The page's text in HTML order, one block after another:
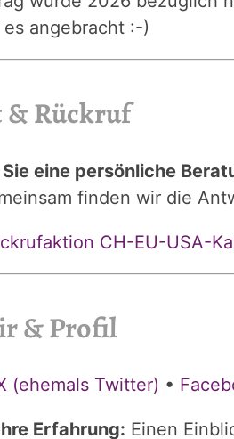
angebracht :-)
Rückruf
eine persönliche
finden wir die
CH-EU-USA-
& Profil
(ehemals Twitter) •
Erfahrung: Einen